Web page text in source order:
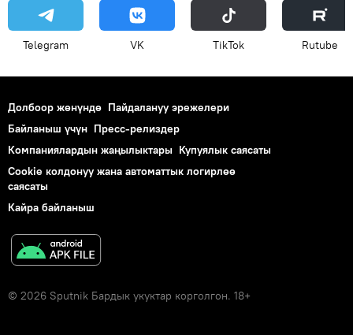
Telegram VK ТikТоk Rutube
Долбоор жөнүндө Пайдалануу эрежелери
Байланыш үчүн Пресс-релиздер
Компаниялардын жаңылыктары Купуялык саясаты
Cookie колдонуу жана автоматтык логирлөө
саясаты
Кайра байланыш
© 2026 Sputnik Бардык укуктар корголгон. 18+